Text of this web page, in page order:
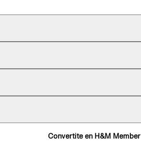
Convertite en H&M Member